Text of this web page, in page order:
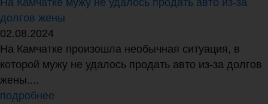
долгов жены
02.08.2024
На Камчатке произошла необычная ситуация, в
которой мужу не удалось продать авто из-за долгов
жены....
подробнее